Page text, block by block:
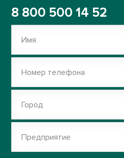
8 800 500 14 52
Имя
Номер телефона
Город
Предприятие